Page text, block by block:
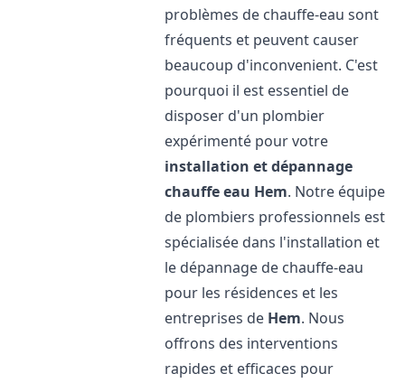
problèmes de chauffe-eau sont
fréquents et peuvent causer
beaucoup d'inconvenient. C'est
pourquoi il est essentiel de
disposer d'un plombier
expérimenté pour votre
installation et dépannage
chauffe eau Hem. Notre équipe
de plombiers professionnels est
spécialisée dans l'installation et
le dépannage de chauffe-eau
pour les résidences et les
entreprises de Hem. Nous
offrons des interventions
rapides et efficaces pour